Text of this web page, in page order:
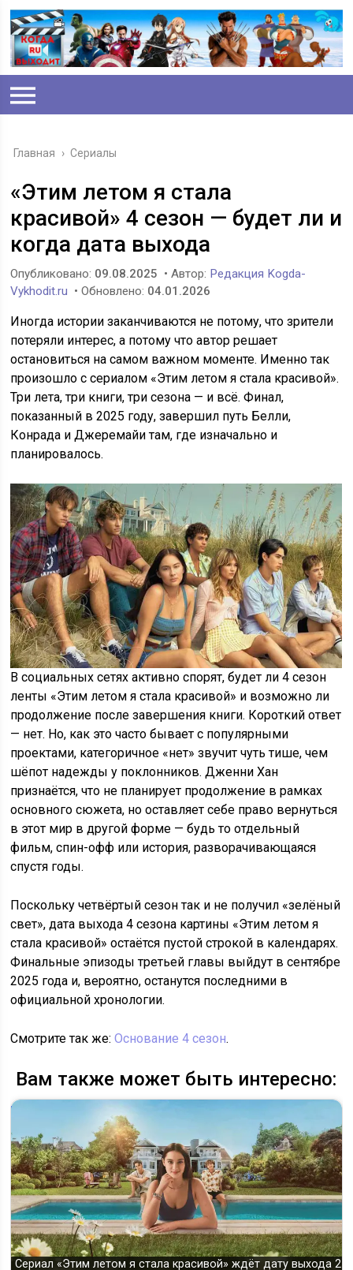
Главная › Сериалы
«Этим летом я стала
красивой» 4 сезон — будет ли и
когда дата выхода
Опубликовано: 09.08.2025 • Автор: Редакция Kogda-
Vykhodit.ru • Обновлено: 04.01.2026
Иногда истории заканчиваются не потому, что зрители
потеряли интерес, а потому что автор решает
остановиться на самом важном моменте. Именно так
произошло с сериалом «Этим летом я стала красивой».
Три лета, три книги, три сезона — и всё. Финал,
показанный в 2025 году, завершил путь Белли,
Конрада и Джеремайи там, где изначально и
планировалось.
В социальных сетях активно спорят, будет ли 4 сезон
ленты «Этим летом я стала красивой» и возможно ли
продолжение после завершения книги. Короткий ответ
— нет. Но, как это часто бывает с популярными
проектами, категоричное «нет» звучит чуть тише, чем
шёпот надежды у поклонников. Дженни Хан
признаётся, что не планирует продолжение в рамках
основного сюжета, но оставляет себе право вернуться
в этот мир в другой форме — будь то отдельный
фильм, спин-офф или история, разворачивающаяся
спустя годы.
Поскольку четвёртый сезон так и не получил «зелёный
свет», дата выхода 4 сезона картины «Этим летом я
стала красивой» остаётся пустой строкой в календарях.
Финальные эпизоды третьей главы выйдут в сентябре
2025 года и, вероятно, останутся последними в
официальной хронологии.
Смотрите так же:Основание 4 сезон.
Вам также может быть интересно:
Сериал «Этим летом я стала красивой» ждёт дату выхода 2